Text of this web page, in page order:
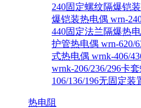
240固定螺纹隔爆铠
爆铠装热电偶 wrn-
440固定法兰隔爆热
护管热电偶 wrn-620/
式热电偶 wrnk-406/
wrnk-206/236/296卡
106/136/196无固定
热电阻